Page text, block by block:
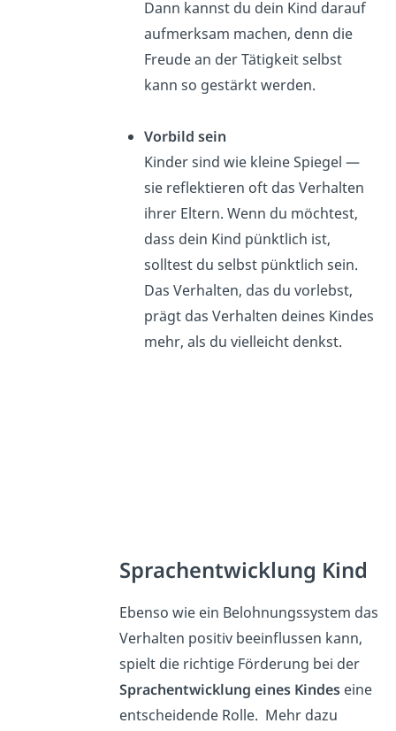
Dann kannst du dein Kind darauf
aufmerksam machen, denn die
Freude an der Tätigkeit selbst
kann so gestärkt werden.
Vorbild sein
Kinder sind wie kleine Spiegel —
sie reflektieren oft das Verhalten
ihrer Eltern. Wenn du möchtest,
dass dein Kind pünktlich ist,
solltest du selbst pünktlich sein.
Das Verhalten, das du vorlebst,
prägt das Verhalten deines Kindes
mehr, als du vielleicht denkst.
Sprachentwicklung Kind
Ebenso wie ein Belohnungssystem das
Verhalten positiv beeinflussen kann,
spielt die richtige Förderung bei der
Sprachentwicklung eines Kindeseine
entscheidende Rolle. Mehr dazu